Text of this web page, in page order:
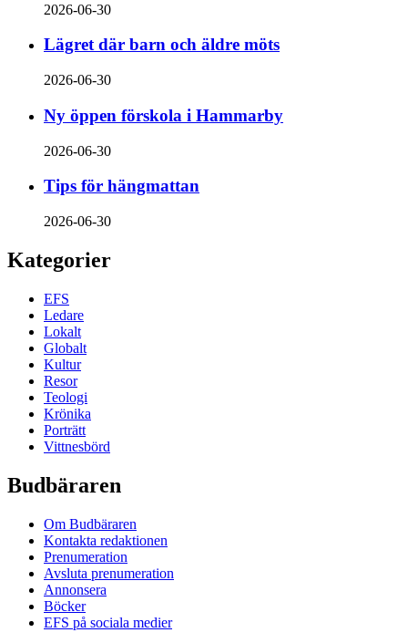
2026-06-30
Lägret där barn och äldre möts
2026-06-30
Ny öppen förskola i Hammarby
2026-06-30
Tips för hängmattan
2026-06-30
Kategorier
EFS
Ledare
Lokalt
Globalt
Kultur
Resor
Teologi
Krönika
Porträtt
Vittnesbörd
Budbäraren
Om Budbäraren
Kontakta redaktionen
Prenumeration
Avsluta prenumeration
Annonsera
Böcker
EFS på sociala medier